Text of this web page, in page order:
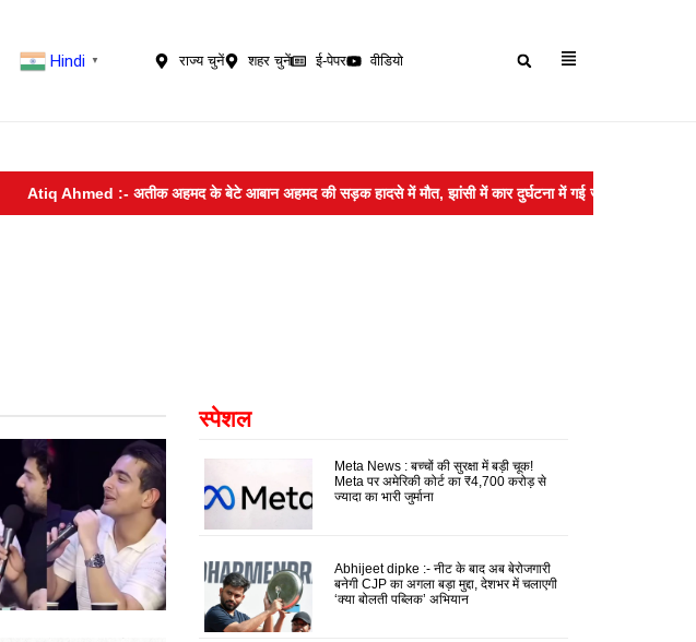
Hindi ▼ राज्य चुनें शहर चुनें ई-पेपर वीडियो
Atiq Ahmed :- अतीक अहमद के बेटे आबान अहमद की सड़क हादसे में मौत, झांसी में कार दुर्घटना में गई जान
स्पेशल
Meta News : बच्चों की सुरक्षा में बड़ी चूक!
Meta पर अमेरिकी कोर्ट का ₹4,700 करोड़ से
ज्यादा का भारी जुर्माना
Abhijeet dipke :- नीट के बाद अब बेरोजगारी
बनेगी CJP का अगला बड़ा मुद्दा, देशभर में चलाएगी
‘क्या बोलती पब्लिक’ अभियान